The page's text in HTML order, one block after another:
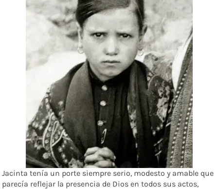
Jacinta tenía un porte siempre serio, modesto y amable que
parecía reflejar la presencia de Dios en todos sus actos,